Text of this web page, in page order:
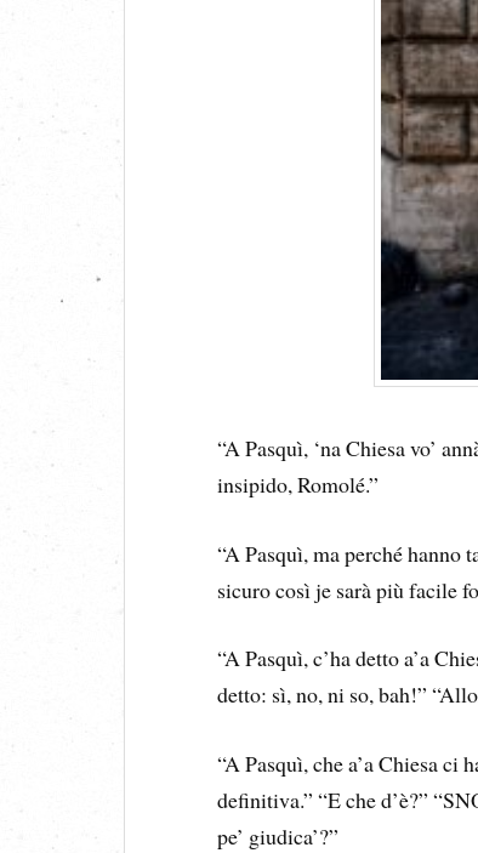
“A Pasquì, ‘na Chiesa vo’
insipido, Romolé.”
“A Pasquì, ma perché hanno
sicuro così je sarà più facile
“A Pasquì, c’ha detto a’a
detto: sì, no, ni so, bah!”
“A Pasquì, che a’a Chiesa ci
definitiva.” “E che d’è?”
pe’ giudica’?”